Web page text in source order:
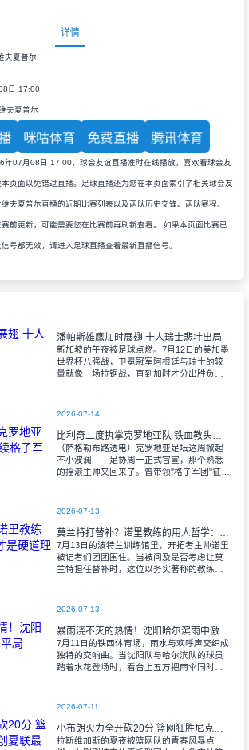
详情
夫夏普尔
日 17:00
夫夏普尔
咪咕体育 免费直播 腾讯体育
年07月08日 17:00，球会友谊直播准时在线播放，喜欢看球会友
页面以免错过直播。足球直播还为您在本页面索引了相关球会友
夫夏普尔直播的近期比赛列表以及两队历史交锋、两队赛程。
赛前更新，可能需要您在比赛前再刷新查看。 如果本页面比赛已
号都无效，请进入足球直播查看最新直播信号。
潘帕斯雄鹰加时展翅 十人瑞士悲壮出局
新加坡的午夜被足球点燃。7月12日的美加墨
世界杯八强战，卫冕冠军阿根廷与瑞士的较
量就像一场拉锯战，直到加时才分出胜负。
2026-07-14
比利奇二度执掌克罗地亚队 铁血教头能否延续格子军团辉煌？
（萨格勒布路透电）克罗地亚足坛这周掀起
不小波澜——足协周一正式官宣，那个熟悉
的摇滚主帅又回来了。曾带领"格子军团"征战
2026-07-13
莫兰特打替补？诺里教练的用人哲学：赢球才是硬道理
7月13日的波特兰训练馆里，开拓者主帅诺里
被记者们团团围住。当被问及是否考虑让莫
兰特担任替补时，这位以务实著称的教练露
2026-07-13
暴雨浇不灭的热情！沈阳哈尔滨雨中激战1-1平局
7月11日的铁西体育场，雨水与欢呼声交织成
独特的交响曲。当沈阳队与哈尔滨队的球员
踏着水花登场时，看台上五万把雨伞同时收
2026-07-11
小布朗火力全开砍20分 篮网狂胜尼克斯26分创夏联最大分差
拉斯维加斯的夏夜被篮网队的青春风暴点